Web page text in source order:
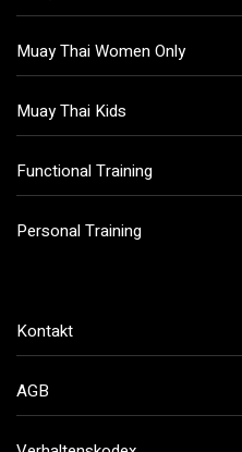
Muay Thai Women Only
Muay Thai Kids
Functional Training
Personal Training
Kontakt
AGB